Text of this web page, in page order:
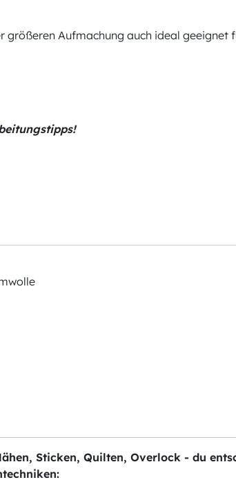
größeren Aufmachung auch ideal geeignet
Sticken, Quilten, Overlock - du